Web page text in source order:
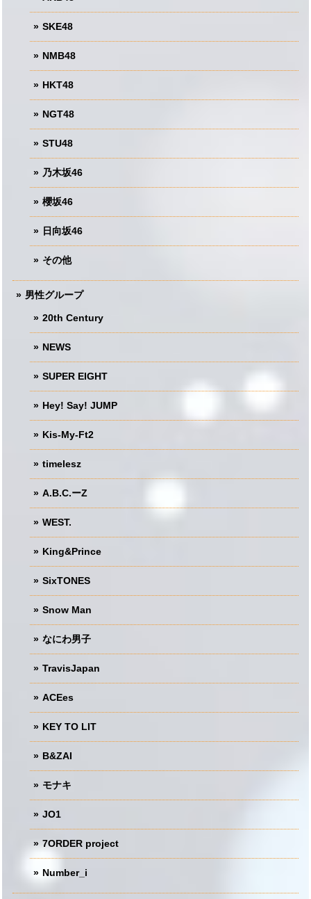
SKE48
NMB48
HKT48
NGT48
STU48
乃木坂46
櫻坂46
日向坂46
その他
男性グループ
20th Century
NEWS
SUPER EIGHT
Hey! Say! JUMP
Kis-My-Ft2
timelesz
A.B.C.ーZ
WEST.
King&Prince
SixTONES
Snow Man
なにわ男子
TravisJapan
ACEes
KEY TO LIT
B&ZAI
モナキ
JO1
7ORDER project
Number_i